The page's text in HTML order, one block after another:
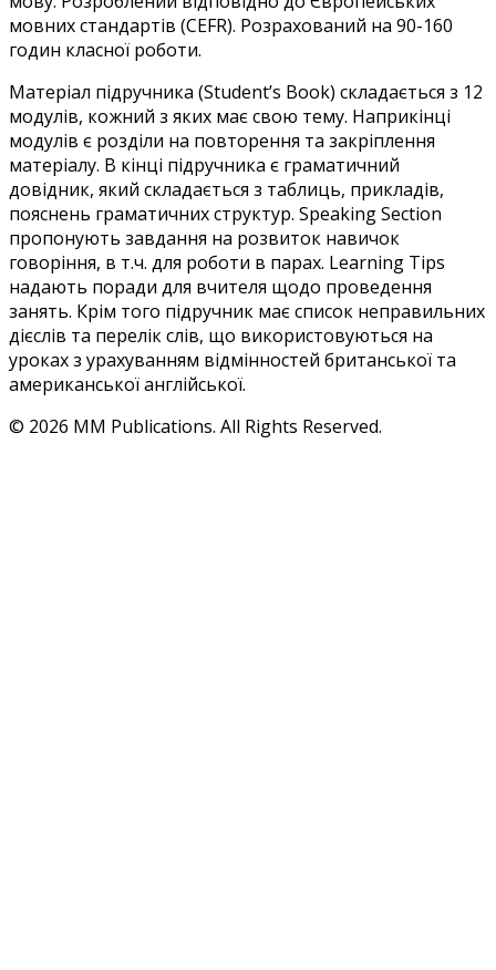
мовних стандартів (CEFR). Розрахований на 90-160
годин класної роботи.
Матеріал підручника (Student’s Book) складається з 12
модулів, кожний з яких має свою тему. Наприкінці
модулів є розділи на повторення та закріплення
матеріалу. В кінці підручника є граматичний
довідник, який складається з таблиць, прикладів,
пояснень граматичних структур. Speaking Section
пропонують завдання на розвиток навичок
говоріння, в т.ч. для роботи в парах. Learning Tips
надають поради для вчителя щодо проведення
занять. Крім того підручник має список неправильних
дієслів та перелік слів, що використовуються на
уроках з урахуванням відмінностей британської та
американської англійської.
© 2026 MM Publications. All Rights Reserved.